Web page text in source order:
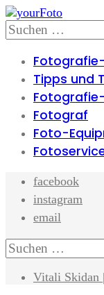
Skip
to
navigation
Skip
to
content
Search
Suchen
nach:
Tipps und
Fotograf
Foto-
facebook
instagram
email
Search
Suchen
nach:
Vitali Skidan